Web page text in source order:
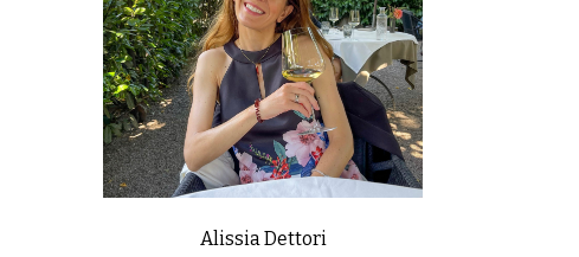
Alissia Dettori